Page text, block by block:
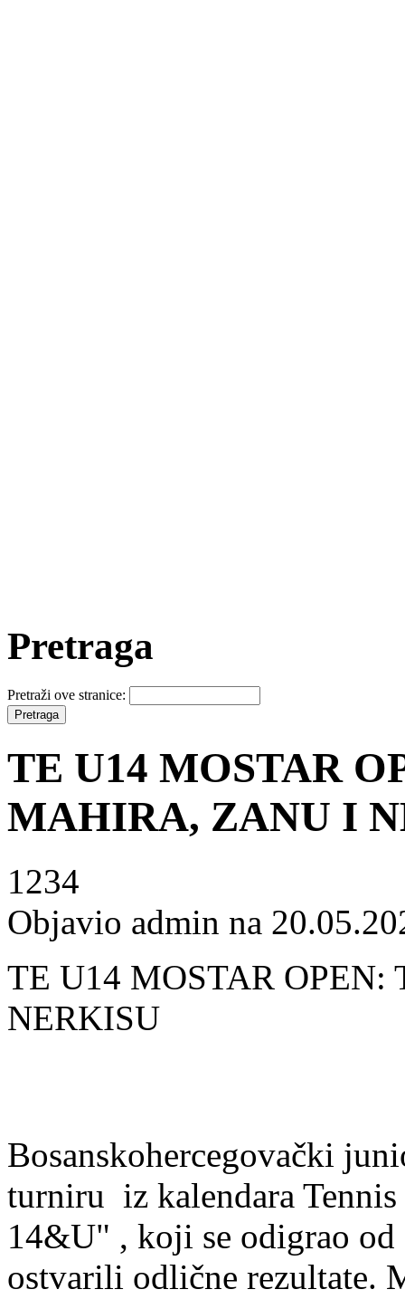
Pretraga
Pretraži ove stranice:
TE U14 MOSTAR
MAHIRA, ZANU I
1234
Objavio admin na
TE U14 MOSTAR
NERKISU
Bosanskohercegovački
turniru iz kalendara
14&U" , koji se odigrao
ostvarili odlične rezultate.